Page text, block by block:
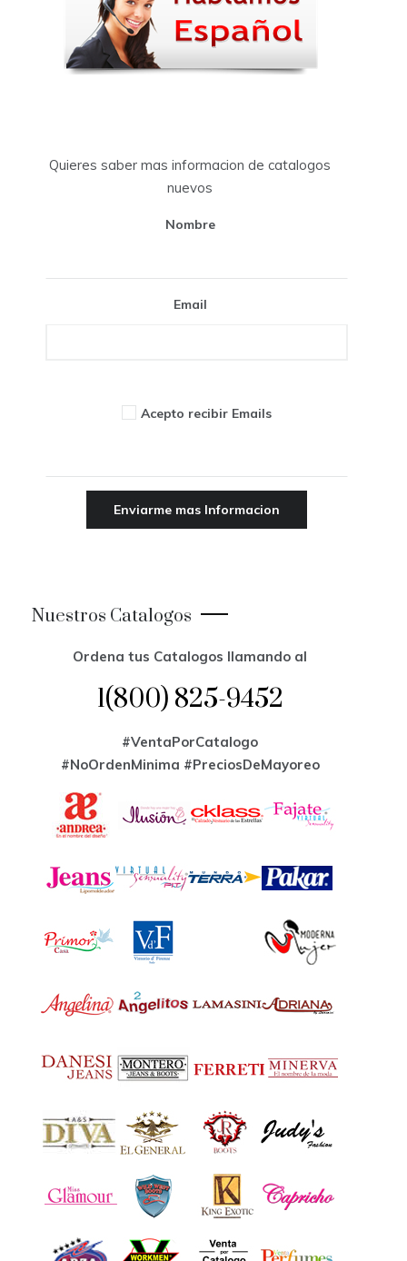
Quieres saber mas informacion de catalogos
nuevos
Nombre
Email
Acepto recibir Emails
Nuestros Catalogos
Ordena tus Catalogos llamando al
1(800) 825-9452
#VentaPorCatalogo
#NoOrdenMinima #PreciosDeMayoreo